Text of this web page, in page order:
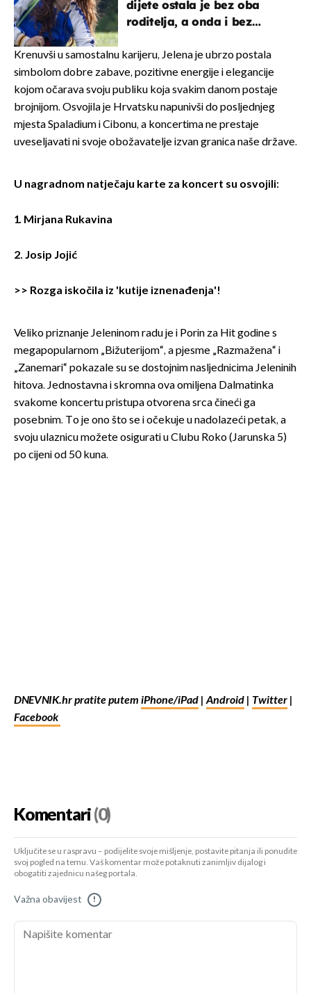
dijete ostala je bez oba
roditelja, a onda i bez
naslijediti
Krenuvši u samostalnu karijeru, Jelena je ubrzo postala
simbolom dobre zabave, pozitivne energije i elegancije
kojom očarava svoju publiku koja svakim danom postaje
brojnijom. Osvojila je Hrvatsku napunivši do posljednjeg
mjesta Spaladium i Cibonu, a koncertima ne prestaje
uveseljavati ni svoje obožavatelje izvan granica naše države.
U nagradnom natječaju karte za koncert su osvojili:
1. Mirjana Rukavina
2. Josip Jojić
>> Rozga iskočila iz 'kutije iznenađenja'!
Veliko priznanje Jeleninom radu je i Porin za Hit godine s
megapopularnom „Bižuterijom“, a pjesme „Razmažena“ i
„Zanemari“ pokazale su se dostojnim nasljednicima Jeleninih
hitova. Jednostavna i skromna ova omiljena Dalmatinka
svakome koncertu pristupa otvorena srca čineći ga
posebnim. To je ono što se i očekuje u nadolazeći petak, a
svoju ulaznicu možete osigurati u Clubu Roko (Jarunska 5)
po cijeni od 50 kuna.
DNEVNIK.hr pratite putem iPhone/iPad |Android | Twitter |
Facebook
Komentari(0)
Uključite se u raspravu – podijelite svoje mišljenje, postavite pitanja ili ponudite
svoj pogled na temu. Vaš komentar može potaknuti zanimljiv dijalog i
obogatiti zajednicu našeg portala.
Važna obavijest !